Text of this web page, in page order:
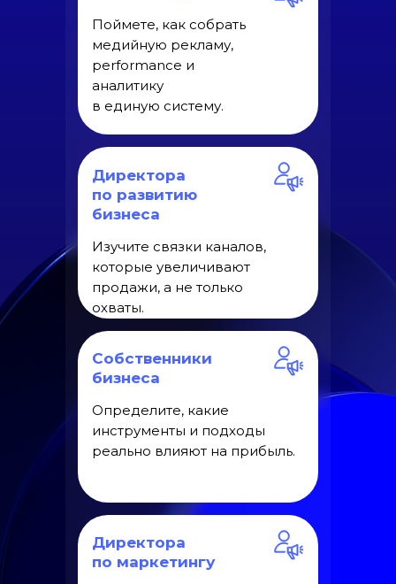
Собственники
бизнеса
Определите, какие
инструменты и подходы
реально влияют на прибыль.
Директора
по развитию
бизнеса
Изучите связки каналов,
которые увеличивают
продажи, а не только
охваты.
Директора
по маркетингу
Поймете, как собрать
медийную рекламу,
performance и
аналитику
в единую систему.